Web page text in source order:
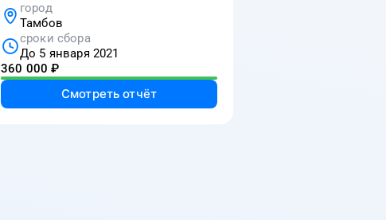
город
Тамбов
сроки сбора
До 5 января 2021
360 000 ₽
Смотреть отчёт